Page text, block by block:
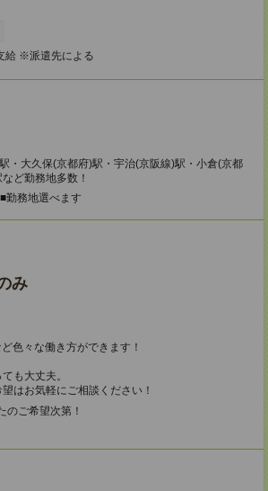
給 ※派遣先による
・大久保(京都府)駅・宇治(京阪線)駅・小倉(京都
ど勤務地多数！
務地選べます
み
色々な働き方ができます！
も大丈夫。
はお気軽にご相談ください！
のご希望次第！